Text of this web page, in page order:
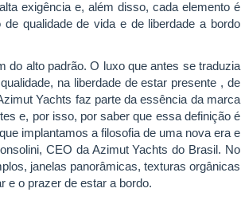
exigência e, além disso, cada elemento é
qualidade de vida e de liberdade a bordo
do alto padrão. O luxo que antes se traduzia
na liberdade de estar presente , de
Yachts faz parte da essência da marca
e, por isso, por saber que essa definição é
implantamos a filosofia de uma nova era e
CEO da Azimut Yachts do Brasil. No
janelas panorâmicas, texturas orgânicas
e o prazer de estar a bordo.